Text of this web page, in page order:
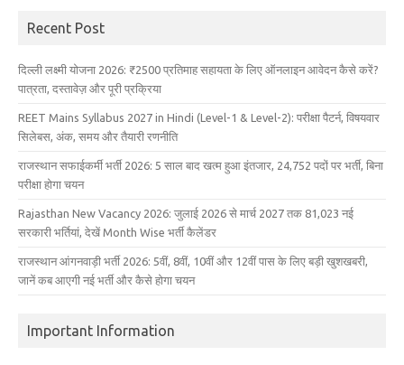
Recent Post
दिल्ली लक्ष्मी योजना 2026: ₹2500 प्रतिमाह सहायता के लिए ऑनलाइन आवेदन कैसे करें?
पात्रता, दस्तावेज़ और पूरी प्रक्रिया
REET Mains Syllabus 2027 in Hindi (Level-1 & Level-2): परीक्षा पैटर्न, विषयवार
सिलेबस, अंक, समय और तैयारी रणनीति
राजस्थान सफाईकर्मी भर्ती 2026: 5 साल बाद खत्म हुआ इंतजार, 24,752 पदों पर भर्ती, बिना
परीक्षा होगा चयन
Rajasthan New Vacancy 2026: जुलाई 2026 से मार्च 2027 तक 81,023 नई
सरकारी भर्तियां, देखें Month Wise भर्ती कैलेंडर
राजस्थान आंगनवाड़ी भर्ती 2026: 5वीं, 8वीं, 10वीं और 12वीं पास के लिए बड़ी खुशखबरी,
जानें कब आएगी नई भर्ती और कैसे होगा चयन
Important Information